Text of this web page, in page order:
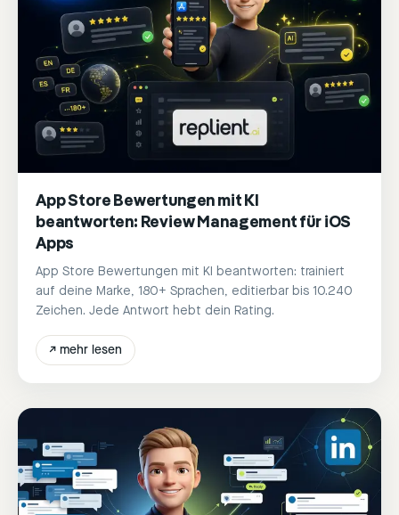
App Store Bewertungen mit KI
beantworten: Review Management für iOS
Apps
App Store Bewertungen mit KI beantworten: trainiert
auf deine Marke, 180+ Sprachen, editierbar bis 10.240
Zeichen. Jede Antwort hebt dein Rating.
↗ mehr lesen